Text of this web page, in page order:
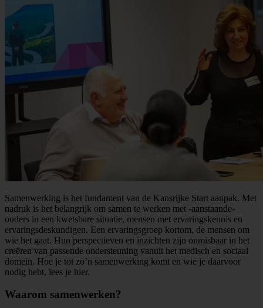
Samenwerking is het fundament van de Kansrijke Start aanpak. Met
nadruk is het belangrijk om samen te werken met -aanstaande-
ouders in een kwetsbare situatie, mensen met ervaringskennis en
ervaringsdeskundigen. Een ervaringsgroep kortom, de mensen om
wie het gaat. Hun perspectieven en inzichten zijn onmisbaar in het
creëren van passende ondersteuning vanuit het medisch en sociaal
domein. Hoe je tot zo’n samenwerking komt en wie je daarvoor
nodig hebt, lees je hier.
Waarom samenwerken?